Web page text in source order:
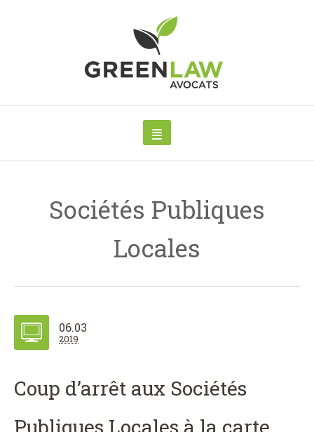
Sociétés Publiques
Locales
06.03
2019
Coup d’arrêt aux Sociétés